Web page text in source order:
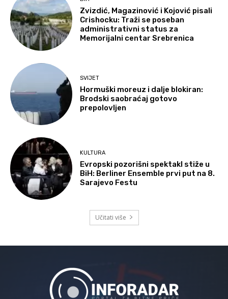
Zvizdić, Magazinović i Kojović pisali
Crishocku: Traži se poseban
administrativni status za
Memorijalni centar Srebrenica
SVIJET
Hormuški moreuz i dalje blokiran:
Brodski saobraćaj gotovo
prepolovljen
KULTURA
Evropski pozorišni spektakl stiže u
BiH: Berliner Ensemble prvi put na 8.
Sarajevo Festu
Učitati više